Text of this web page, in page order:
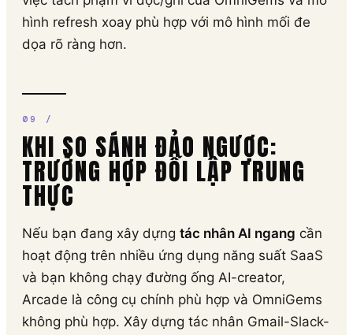
hình refresh xoay phù hợp với mô hình mối đe
dọa rõ ràng hơn.
KHI SO SÁNH ĐẢO NGƯỢC:
TRƯỜNG HỢP ĐỐI LẬP TRUNG
THỰC
Nếu bạn đang xây dựng tác nhân AI ngang cần
hoạt động trên nhiều ứng dụng năng suất SaaS
và bạn không chạy đường ống AI-creator,
Arcade là công cụ chính phù hợp và OmniGems
không phù hợp. Xây dựng tác nhân Gmail-Slack-